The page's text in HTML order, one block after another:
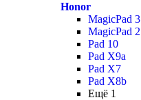
Honor
MagicPad 3
MagicPad 2
Pad 10
Pad X9a
Pad X7
Pad X8b
Ещё 1